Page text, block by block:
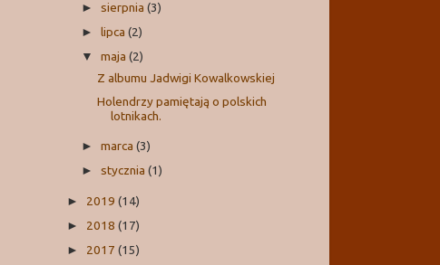
►sierpnia(3)
►lipca(2)
▼maja(2)
Z albumu Jadwigi Kowalkowskiej
Holendrzy pamiętają o polskich
lotnikach.
►marca(3)
►stycznia(1)
► 2019 (14)
► 2018 (17)
► 2017 (15)